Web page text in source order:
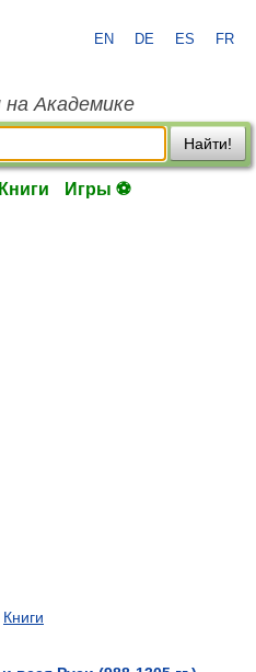
EN DE ES FR
на Академике
Найти!
Книги Игры ⚽
Книги